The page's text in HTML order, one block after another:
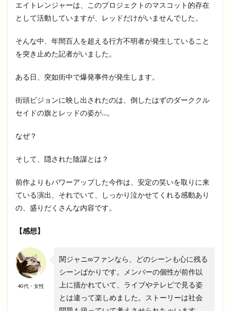
エイトレンジャーは、このプロジェクトのマスコット的存在
として活動していますが、レッドだけがいませんでした。
そんな中、年間百人を超える行方不明者が発生していること
を突き止めた記者がいました。
ある日、突如街中で爆発事件が発生します。
街頭ビジョンに映し出されたのは、倒したはずのダーククル
セイドの旗とレッドの姿が…。
なぜ？
そして、隠された陰謀とは？
前作よりもパワーアップした今作は、安定の笑いを取りに来
ている演出、それでいて、しっかり泣かせてくれる感動あり
の、盛りだくさんな内容です。
【感想】
40代・女性
関ジャニ∞ファンなら、どのシーンも心に残る
シーンばかりです。メンバーの個性が前作以
上に描かれていて、ライブやテレビで見る姿
とは違って楽しめました。ストーリーは社会